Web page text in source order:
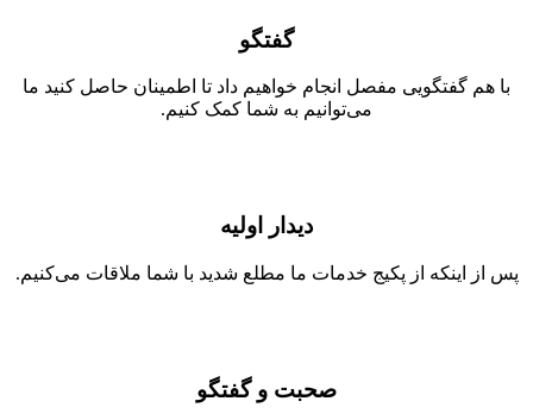
گفتگو
با هم گفتگویی مفصل انجام خواهیم داد تا اطمینان حاصل کنید ما
می‌توانیم به شما کمک کنیم.
دیدار اولیه
پس از اینکه از پکیج خدمات ما مطلع شدید با‌ شما ملاقات می‌کنیم.
صحبت و گفتگو